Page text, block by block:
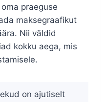
praeguse
maksegraafikut
Nii väldid
kokku aega, mis
on ajutiselt